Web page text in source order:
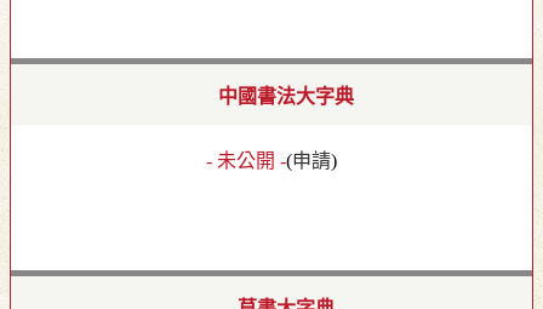
中國書法大字典
- 未公開 -(申請)